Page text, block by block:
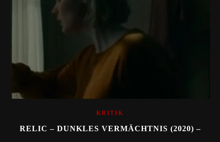
KRITIK
RELIC – DUNKLES VERMÄCHTNIS (2020) –